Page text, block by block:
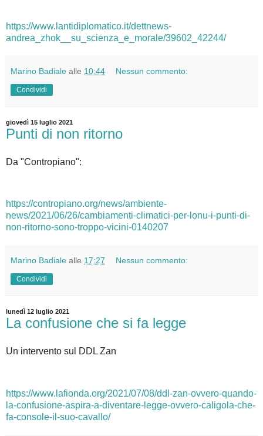
https://www.lantidiplomatico.it/dettnews-
andrea_zhok__su_scienza_e_morale/39602_42244/
Marino Badiale alle 10:44 Nessun commento:
Condividi
giovedì 15 luglio 2021
Punti di non ritorno
Da "Contropiano":
https://contropiano.org/news/ambiente-
news/2021/06/26/cambiamenti-climatici-per-lonu-i-punti-di-
non-ritorno-sono-troppo-vicini-0140207
Marino Badiale alle 17:27 Nessun commento:
Condividi
lunedì 12 luglio 2021
La confusione che si fa legge
Un intervento sul DDL Zan
https://www.lafionda.org/2021/07/08/ddl-zan-ovvero-quando-
la-confusione-aspira-a-diventare-legge-ovvero-caligola-che-
fa-console-il-suo-cavallo/